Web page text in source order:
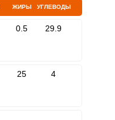
ЖИРЫ УГЛЕВОДЫ
0.5 29.9
25 4